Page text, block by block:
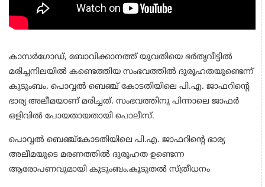
കാസര്‍ഗോഡ്, ബോവിക്കാനത്ത് യുവതിയെ ഭര്‍തൃവീട്ടില്‍
മരിച്ചനിലയില്‍ കണ്ടെത്തിയ സംഭവത്തില്‍ ദുരൂഹതയുണ്ടെന്ന്
കുടുംബം. പൊവ്വല്‍ ബെഞ്ച് കോടതിയിലെ പി.എ. ജാഫറിന്റെ
ഭാര്യ അലീമയാണ് മരിച്ചത്. സംഭവത്തിനു പിന്നാലെ ജാഫര്‍
ഒളിവില്‍ പോയതായതായി പൊലീസ്.
പൊവ്വല്‍ ബെഞ്ച്‌കോടതിയിലെ പി.എ. ജാഫറിന്റെ ഭാര്യ
അലീമയുടെ മരണത്തില്‍ ദുരൂഹത ഉണ്ടെന്ന
ആരോപണവുമായി കുടുംബം.കൂടുതല്‍ സ്ത്രീധനം